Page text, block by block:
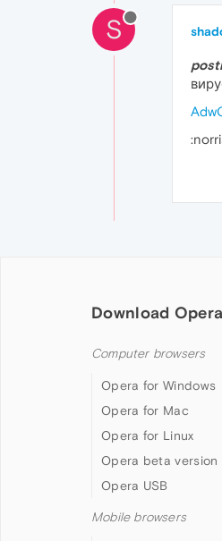
S
Download Opera
Computer browsers
Opera for Windows
Opera for Mac
Opera for Linux
Opera beta version
Opera USB
Mobile browsers